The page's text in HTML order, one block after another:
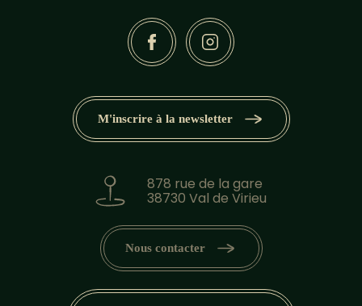
878 rue de la gare
38730 Val de Virieu
Nous contacter
M'inscrire à la newsletter